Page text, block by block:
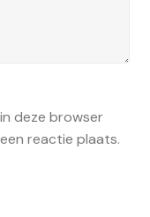
deze browser
reactie plaats.